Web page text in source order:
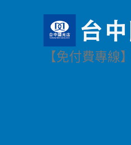
【免付費專線】